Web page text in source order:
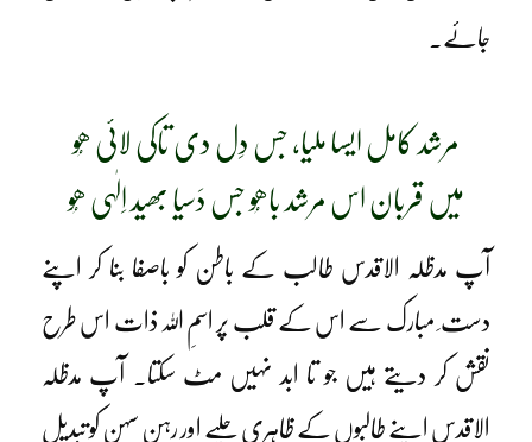
جائے۔
مرشد کامل ایسا ملیا، جس دِل دی تاکی لائی ھُو
میں قربان اس مرشد باھُو جس دَسیا بھید اِلٰہی ھُو
آپ مدظلہ الاقدس طالب کے باطن کو باصفا بنا کر اپنے
دست ِ مبارک سے اس کے قلب پر اسمِ اللہ ذات اس طرح
نقش کر دیتے ہیں جو تا ابد نہیں مٹ سکتا۔ آپ مدظلہ
الاقدس اپنے طالبوں کے ظاہری حلیے اور رہن سہن کو تبدیل